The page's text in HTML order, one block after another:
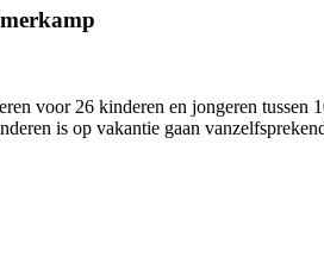
voor 26 kinderen en jongeren
is op vakantie gaan